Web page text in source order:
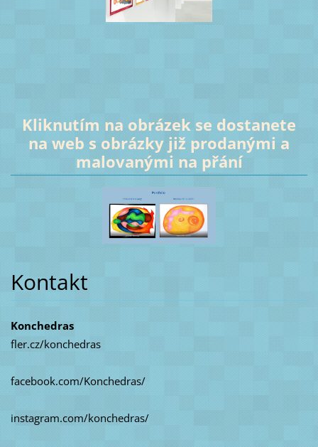
Kliknutím na obrázek se dostanete
na web s obrázky již prodanými a
malovanými na přání
Kontakt
Konchedras
fler.cz/konchedras
facebook.com/Konchedras/
instagram.com/konchedras/